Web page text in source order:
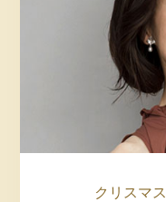
クリスマス